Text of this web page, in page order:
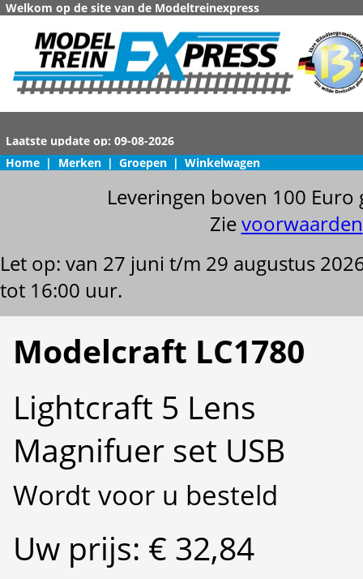
Welkom op de site van de Modeltreinexpress
Home | Merken | Groepen | Winkelwagen
Leveringen boven 100
Zievoorwaarden
Let op: van 27 juni t/m 29 augustus
tot 16:00 uur.
Modelcraft LC1780
Lightcraft 5 Lens
Magnifuer set USB
Wordt voor u besteld
Uw prijs: € 32,84